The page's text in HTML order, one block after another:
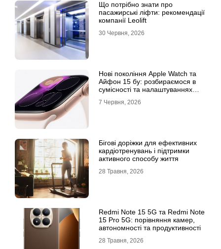
Що потрібно знати про
пасажирські ліфти: рекомендації
компанії Leolift
30 Червня, 2026
Нові покоління Apple Watch та
Айфон 15 бу: розбираємося в
сумісності та налаштуваннях
7 Червня, 2026
Бігові доріжки для ефективних
кардіотренувань і підтримки
активного способу життя
28 Травня, 2026
Redmi Note 15 5G та Redmi Note
15 Pro 5G: порівняння камер,
автономності та продуктивності
28 Травня, 2026